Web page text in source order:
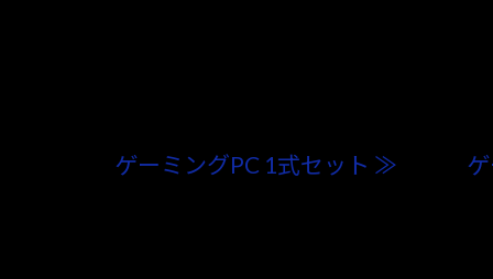
ゲーミングPC 1式セット ≫